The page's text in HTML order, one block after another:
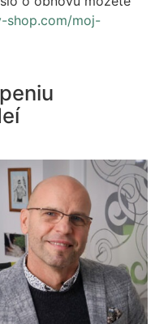
shop.com/moj-